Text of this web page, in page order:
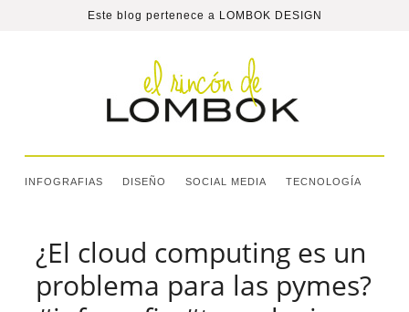
Este blog pertenece a LOMBOK DESIGN
INFOGRAFIAS DISEÑO SOCIAL MEDIA TECNOLOGÍA
¿El cloud computing es un
problema para las pymes?